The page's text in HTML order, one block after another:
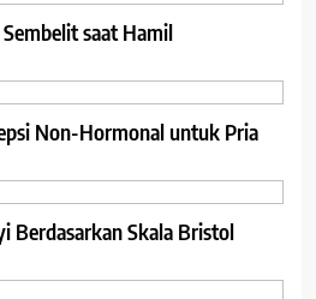
saat Hamil
Non-Hormonal untuk Pria
Berdasarkan Skala Bristol